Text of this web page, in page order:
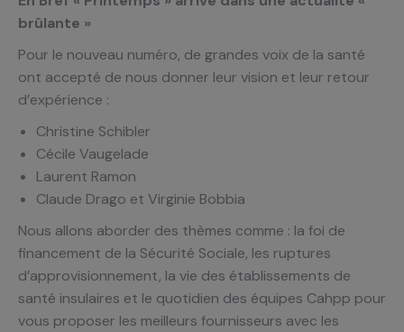
brûlante »
Pour le nouveau numéro, de grandes voix de la santé
ont accepté de nous donner leur vision et leur retour
d’expérience :
Christine Schibler
Cécile Vaugelade
Laurent Ramon
Claude Drago et Virginie Bobbia
Nous allons aborder des thèmes comme : la foi de
financement de la Sécurité Sociale, les ruptures
d’approvisionnement, la vie des établissements de
santé insulaires et le quotidien des équipes Cahpp pour
vous proposer les meilleurs fournisseurs avec les